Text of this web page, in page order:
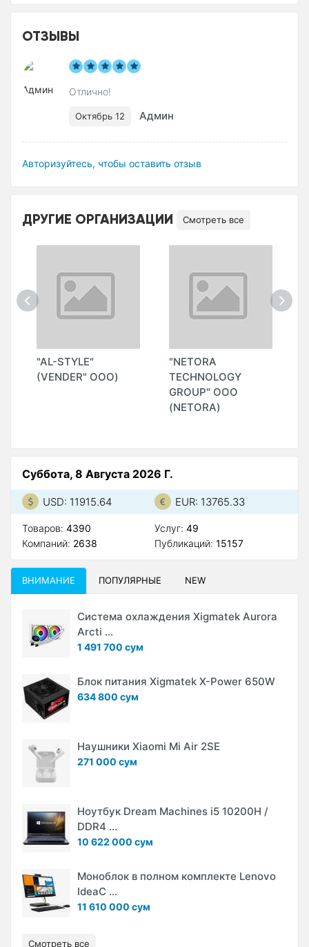
ОТЗЫВЫ
Отлично!
Октябрь 12 Админ
Авторизуйтесь, чтобы оставить отзыв
ДРУГИЕ ОРГАНИЗАЦИИ Смотреть все
"AL-STYLE"
(VENDER" ООО)
"NETORA
TECHNOLOGY
GROUP" ООО
(NETORA)
Суббота, 8 Августа 2026 Г.
USD: 11915.64 EUR: 13765.33
Товаров: 4390
Компаний: 2638
Услуг: 49
Публикаций: 15157
ВНИМАНИЕ ПОПУЛЯРНЫЕ NEW
Система охлаждения Xigmatek Aurora
Arcti ...
1 491 700 сум
Блок питания Xigmatek X-Power 650W
634 800 сум
Наушники Xiaomi Mi Air 2SE
271 000 сум
Ноутбук Dream Machines i5 10200H /
DDR4 ...
10 622 000 сум
Моноблок в полном комплекте Lenovo
IdeaC ...
11 610 000 сум
Смотреть все